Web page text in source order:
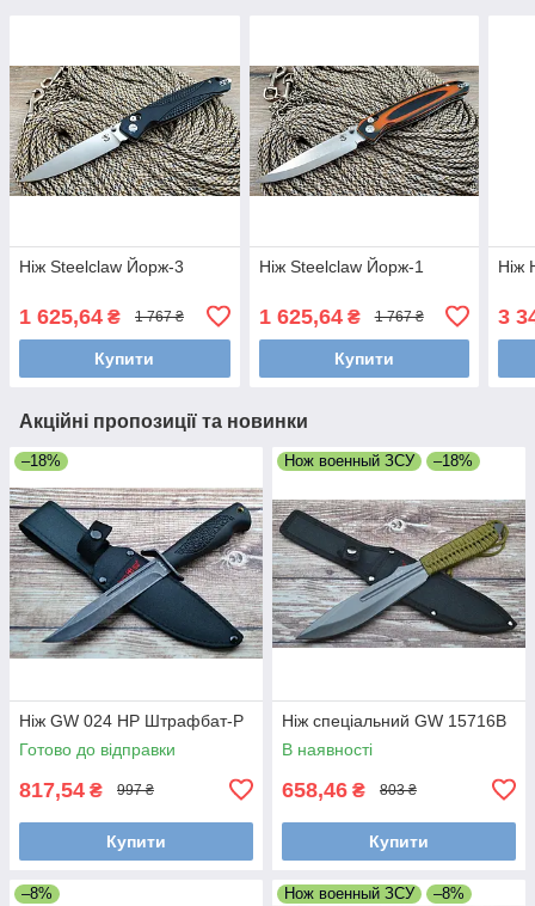
Ніж Steelclaw Йорж-3
1 625,64 ₴ 1 767 ₴
Купити
Ніж Steelclaw Йорж-1
1 625,64₴ 1 767 ₴
Купити
Ніж
3
Акційні пропозиції та новинки
–18%
Ніж GW 024 НР Штрафбат-Р
Готово до відправки
817,54 ₴ 997 ₴
Купити
Нож военный ЗСУ –18%
Ніж спеціальний GW 15716B
В наявності
658,46 ₴ 803 ₴
Купити
–8% Нож военный ЗСУ –8%